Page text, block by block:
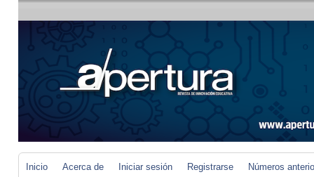
Inicio Acerca de Iniciar sesión Registrarse Números